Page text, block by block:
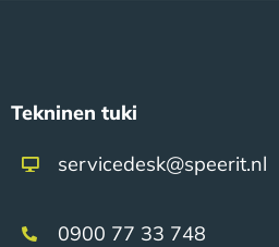
Tekninen tuki
servicedesk@speerit.nl
0900 77 33 748